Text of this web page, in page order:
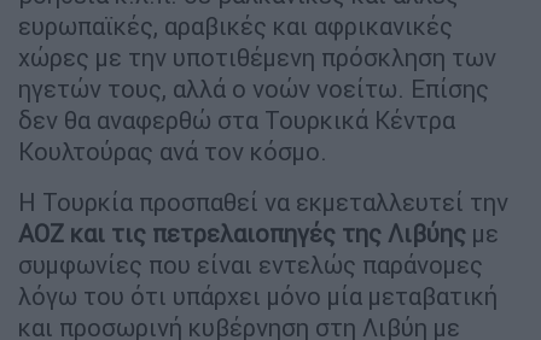
ευρωπαϊκές, αραβικές και αφρικανικές
χώρες με την υποτιθέμενη πρόσκληση των
ηγετών τους, αλλά ο νοών νοείτω. Επίσης
δεν θα αναφερθώ στα Τουρκικά Κέντρα
Κουλτούρας ανά τον κόσμο.
Η Τουρκία προσπαθεί να εκμεταλλευτεί την
ΑΟΖ και τις πετρελαιοπηγές της Λιβύης με
συμφωνίες που είναι εντελώς παράνομες
λόγω του ότι υπάρχει μόνο μία μεταβατική
και προσωρινή κυβέρνηση στη Λιβύη με